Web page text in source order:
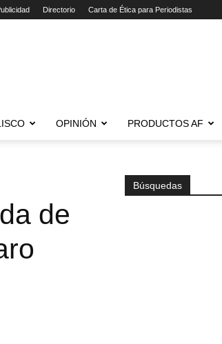
Directorio Carta de Ética para Periodistas
OPINIÓN PRODUCTOS AF
de
Búsquedas